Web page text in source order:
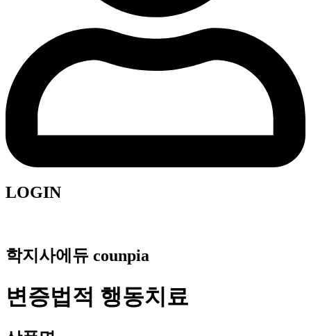
LOGIN
학지사에듀 counpia
변증법적 행동치료